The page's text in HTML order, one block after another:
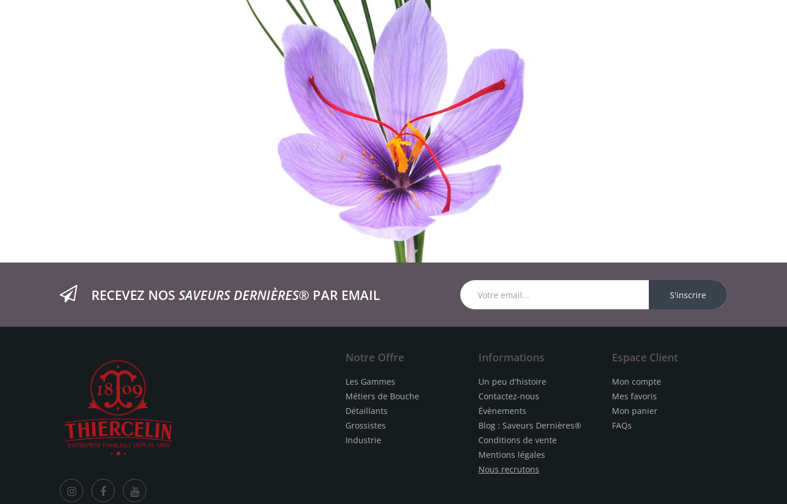
RECEVEZ NOS SAVEURS DERNIÈRES® PAR EMAIL S'inscrire
Notre Offre
Les Gammes
Métiers de Bouche
Détaillants
Grossistes
Industrie
Informations
Un peu d'histoire
Contactez-nous
Évènements
Blog : Saveurs Dernières®
Conditions de vente
Mentions légales
Nous recrutons
Espace Client
Mon compte
Mes favoris
Mon panier
FAQs